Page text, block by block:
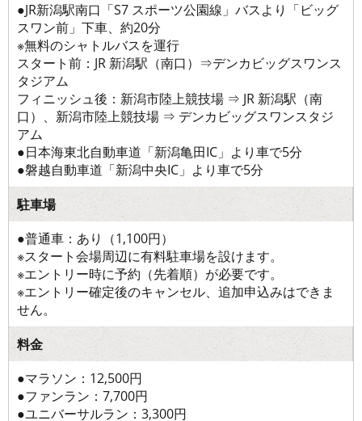
●JR新潟駅南口「S7 スポーツ公園線」バスより「ビッグ
スワン前」下車、約20分
※無料のシャトルバスを運行
スタート前：JR 新潟駅（南口）⇒デンカビッグスワンス
タジアム
フィニッシュ後：新潟市陸上競技場 ⇒ JR 新潟駅（南
口）、新潟市陸上競技場 ⇒ デンカビッグスワンスタジ
アム
●日本海東北自動車道「新潟亀田IC」より車で5分
●磐越自動車道「新潟中央IC」より車で5分
駐車場
●普通車：あり（1,100円）
※スタート会場周辺に有料駐車場を設けます。
※エントリー時に予約（先着順）が必要です。
※エントリー確定後のキャンセル、追加申込みはできま
せん。
料金
●マラソン：12,500円
●ファンラン：7,700円
●ユニバーサルラン：3,300円